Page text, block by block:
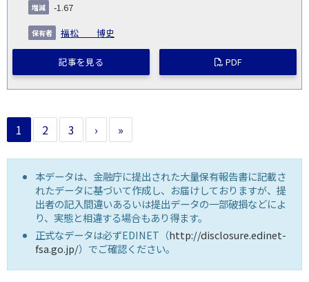
-1.67
福松 博史
記事を見る PDF
1 2 3 › »
本データは、金融庁に提出された大量保有報告書に記載さ
れたデータに基づいて作成し、お届けしておりますが、提
出者の記入間違いあるいは提出データの一部破損などによ
り、実態と相違する場合もあり得ます。
正式なデータは必ずEDINET（http://disclosure.edinet-
fsa.go.jp/）でご確認ください。